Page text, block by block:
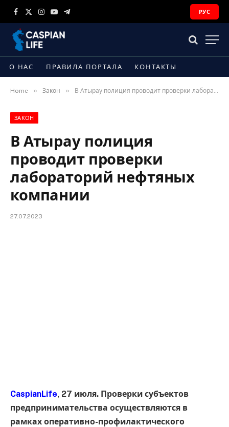
Facebook
X
Instagram
YouTubeTelegram
РУС
О НАС ПРАВИЛА ПОРТАЛА КОНТАКТЫ
Home » Закон » В Атырау полиция проводит проверки лабораторий нефтяных компании
ЗАКОН
В Атырау полиция
проводит проверки
лабораторий нефтяных
компании
27.07.2023
CaspianLife, 27 июля. Проверки субъектов
предпринимательства осуществляются в
рамках оперативно-профилактического